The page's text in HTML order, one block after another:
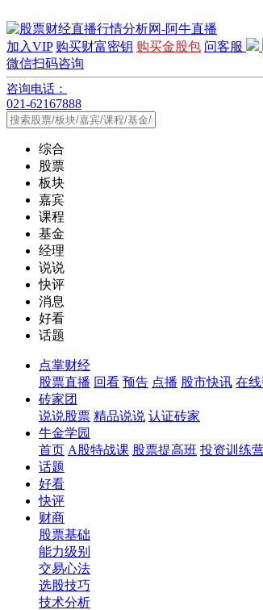
加入VIP 购买财富密钥 购买金股包 问客服
微信扫码咨询
咨询电话：
021-62167888
综合
股票
板块
嘉宾
课程
基金
经理
说说
快评
消息
好看
话题
点掌财经
股票直播 回看 预告 点播 股市快讯 在
砖家团
说说股票 精品说说 认证砖家
牛金学园
首页 A股特战课 股票提高班 投资训练
话题
好看
快评
财商
股票基础
能力级别
交易心法
选股技巧
技术分析